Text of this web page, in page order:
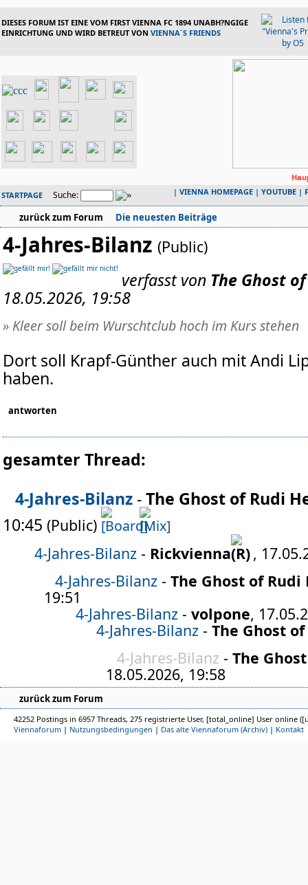
DIESES FORUM IST EINE VOM FIRST VIENNA FC 1894 UNABH?NGIGE
EINRICHTUNG UND WIRD BETREUT VON VIENNA´S FRIENDS
STARTPAGE
Suche: | VIENNA HOMEPAGE | YOUTUBE |
zurück zum Forum Die neuesten Beiträge
4-Jahres-Bilanz (Public)
verfasst von The Ghost
18.05.2026, 19:58
» Kleer soll beim Wurschtclub hoch im Kurs stehen
Dort soll Krapf-Günther auch mit Andi
haben.
antworten
gesamter Thread:
4-Jahres-Bilanz -The Ghost of Rudi
10:45 (Public)
4-Jahres-Bilanz - Rickvienna
,
4-Jahres-Bilanz - The Ghost of Rudi
19:51
4-Jahres-Bilanz - volpone,
4-Jahres-Bilanz - The Ghost
4-Jahres-Bilanz - The
18.05.2026, 19:58
zurück zum Forum
42252 Postings in 6957 Threads, 275 registrierte User, [total_online] User online
Viennaforum | Nutzungsbedingungen | Das alte Viennaforum (Archiv) | Kontakt